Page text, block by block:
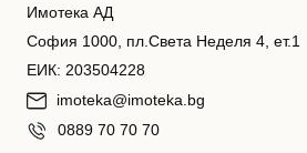
Имотека АД
София 1000, пл.Света Неделя 4, ет.1
ЕИК: 203504228
imoteka@imoteka.bg
0889 70 70 70